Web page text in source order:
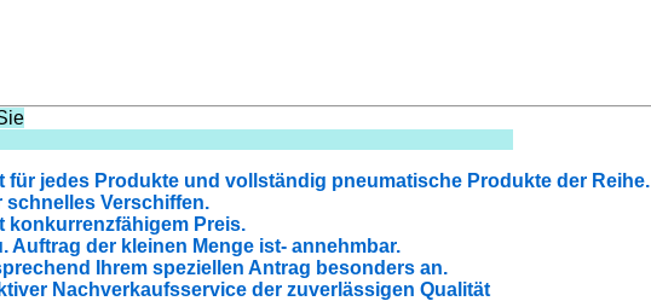
für jedes Produkte und vollständig pneumatische Produkte der Reihe.
schnelles Verschiffen.
konkurrenzfähigem Preis.
Auftrag der kleinen Menge ist- annehmbar.
Ihrem speziellen Antrag besonders an.
Nachverkaufsservice der zuverlässigen Qualität